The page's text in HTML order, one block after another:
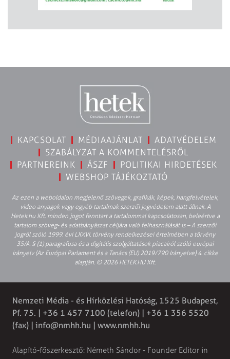
KAPCSOLAT MÉDIAAJÁNLAT
ADATVÉDELEM
SZABÁLYZAT A KOMMENTELÉSRŐL
PARTNEREINK
ÁSZF
POLITIKAI HIRDETÉSEK
WEBSHOP TÁJÉKOZTATÓ
Az ezen a weboldalon megjelenő szövegek, grafikák, képek, hangfelvételek,
video anyagok vagy egyéb tartalmak szerzői jogvédelem alatt állnak. A
Hetek.hu Kft. minden jogot fenntart a tartalommal kapcsolatosan, beleértve a
tartalom szöveg- és adatbányászat céljára való felhasználását is – A szerzői
jogról szóló 1999. évi LXXVI. törvény rendelkezései értelmében a törvény
35/A. § (1) paragrafusa és a digitális szolgáltatások piacairól szóló európai
irányelv (Az Európai Parlament és a Tanács (EU) 2019/790 Irányelve) 4. cikke
alapján. © 2026 HETEK.HU Kft.
Nemzeti Média - és Hírközlési Hatóság, 1525 Budapest,
Pf. 75. | +36 1 457 7100 (telefon) | +36 1 356 5520
(fax) | info@nmhh.hu | www.nmhh.hu
Alapító-főszerkesztő: Németh Sándor - Founder Editor in